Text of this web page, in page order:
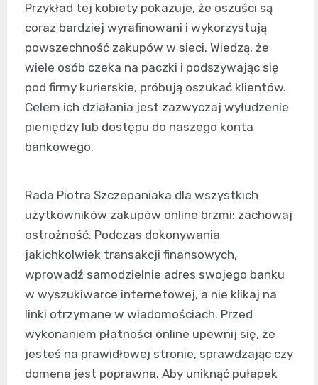
Przykład tej kobiety pokazuje, że oszuści są
coraz bardziej wyrafinowani i wykorzystują
powszechność zakupów w sieci. Wiedzą, że
wiele osób czeka na paczki i podszywając się
pod firmy kurierskie, próbują oszukać klientów.
Celem ich działania jest zazwyczaj wyłudzenie
pieniędzy lub dostępu do naszego konta
bankowego.
Rada Piotra Szczepaniaka dla wszystkich
użytkowników zakupów online brzmi: zachowaj
ostrożność. Podczas dokonywania
jakichkolwiek transakcji finansowych,
wprowadź samodzielnie adres swojego banku
w wyszukiwarce internetowej, a nie klikaj na
linki otrzymane w wiadomościach. Przed
wykonaniem płatności online upewnij się, że
jesteś na prawidłowej stronie, sprawdzając czy
domena jest poprawna. Aby uniknąć pułapek